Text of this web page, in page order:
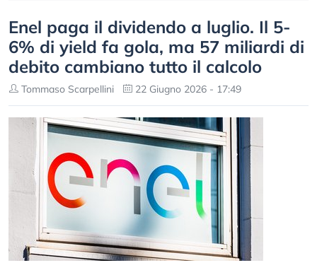
Enel paga il dividendo a luglio. Il 5-
6% di yield fa gola, ma 57 miliardi di
debito cambiano tutto il calcolo
Tommaso Scarpellini 22 Giugno 2026 - 17:49